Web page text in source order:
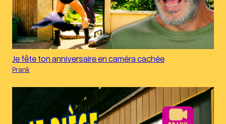
Je fête ton anniversaire en caméra cachée
Prank